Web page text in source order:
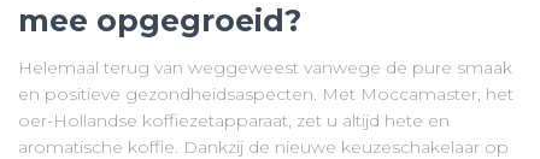
mee opgegroeid?
Helemaal terug van weggeweest vanwege de pure smaak
en positieve gezondheidsaspecten. Met Moccamaster, het
oer-Hollandse koffiezetapparaat, zet u altijd hete en
aromatische koffie. Dankzij de nieuwe keuzeschakelaar op